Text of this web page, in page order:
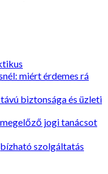
miért érdemes rá
biztonsága és üzleti
jogi tanácsot
szolgáltatás